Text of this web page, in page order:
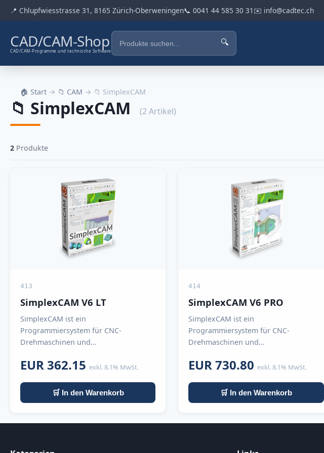
📍 Chlupfwiesstrasse 31, 8165 Zürich-Oberweningen📞 0041 44 585 30 31 ✉️ info@cadtec.ch
CAD/CAM-Shop
CAD/CAM-Programme und technische Software
🔍
🏠 Start → 📁 CAM → 📁 SimplexCAM
📁 SimplexCAM (2 Artikel)
2 Produkte
413
SimplexCAM V6 LT
SimplexCAM ist ein
Programmiersystem für CNC-
Drehmaschinen und
EUR 362.15 exkl. 8.1% MwSt.
🛒 In den Warenkorb
414
SimplexCAM V6 PRO
SimplexCAM ist ein
Programmiersystem für CNC-
Drehmaschinen und
EUR 730.80exkl. 8.1% MwSt.
🛒 In den Warenkorb